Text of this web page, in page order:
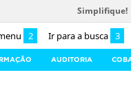
2 Ir para a busca 3
Simplifique!
AUDITORIA